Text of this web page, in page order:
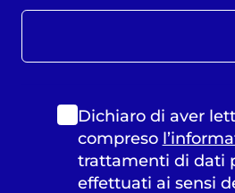
Dichiaro di aver
compreso
trattamenti di dati
effettuati ai sensi